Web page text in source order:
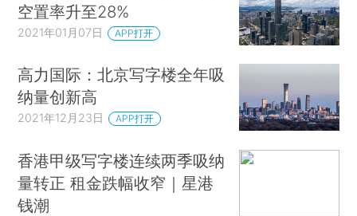
空置率升至28%
2021年01月07日 APP打开
高力国际：北京写字楼全年吸
纳量创新高
2021年12月23日 APP打开
香港甲级写字楼连续两季吸纳
量转正 租金跌幅收窄｜星港
钱潮